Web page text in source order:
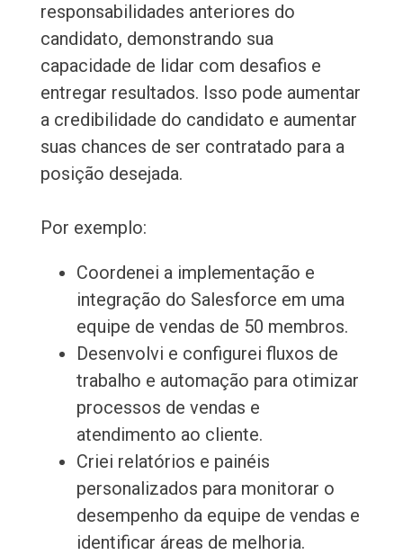
responsabilidades anteriores do
candidato, demonstrando sua
capacidade de lidar com desafios e
entregar resultados. Isso pode aumentar
a credibilidade do candidato e aumentar
suas chances de ser contratado para a
posição desejada.
Por exemplo:
Coordenei a implementação e
integração do Salesforce em uma
equipe de vendas de 50 membros.
Desenvolvi e configurei fluxos de
trabalho e automação para otimizar
processos de vendas e
atendimento ao cliente.
Criei relatórios e painéis
personalizados para monitorar o
desempenho da equipe de vendas e
identificar áreas de melhoria.